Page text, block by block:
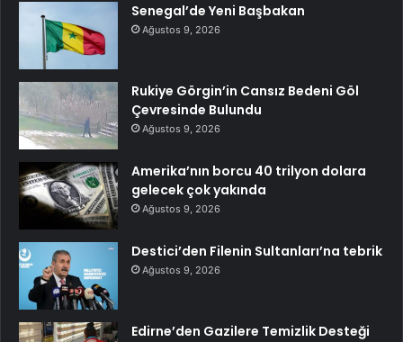
Senegal’de Yeni Başbakan
Ağustos 9, 2026
Rukiye Görgin’in Cansız Bedeni Göl
Çevresinde Bulundu
Ağustos 9, 2026
Amerika’nın borcu 40 trilyon dolara
gelecek çok yakında
Ağustos 9, 2026
Destici’den Filenin Sultanları’na tebrik
Ağustos 9, 2026
Edirne’den Gazilere Temizlik Desteği